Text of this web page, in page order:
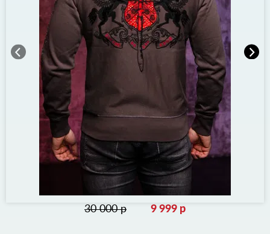
30 000 р 9 999 р